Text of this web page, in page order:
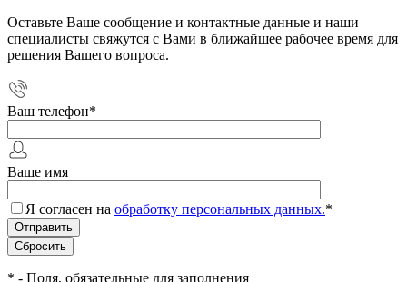
Оставьте Ваше сообщение и контактные данные и наши
специалисты свяжутся с Вами в ближайшее рабочее время для
решения Вашего вопроса.
Ваш телефон*
Ваше имя
Я согласен на обработку персональных данных.*
* - Поля, обязательные для заполнения